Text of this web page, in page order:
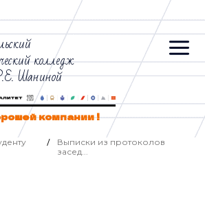
колледж
Шаниной
компании !
/
Выписки из протоколов
засед...